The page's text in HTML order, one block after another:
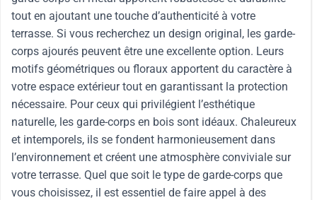
tout en ajoutant une touche d’authenticité à votre
terrasse. Si vous recherchez un design original, les garde-
corps ajourés peuvent être une excellente option. Leurs
motifs géométriques ou floraux apportent du caractère à
votre espace extérieur tout en garantissant la protection
nécessaire. Pour ceux qui privilégient l’esthétique
naturelle, les garde-corps en bois sont idéaux. Chaleureux
et intemporels, ils se fondent harmonieusement dans
l’environnement et créent une atmosphère conviviale sur
votre terrasse. Quel que soit le type de garde-corps que
vous choisissez, il est essentiel de faire appel à des